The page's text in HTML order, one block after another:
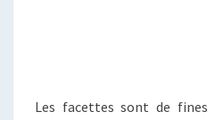
Les facettes sont de fines